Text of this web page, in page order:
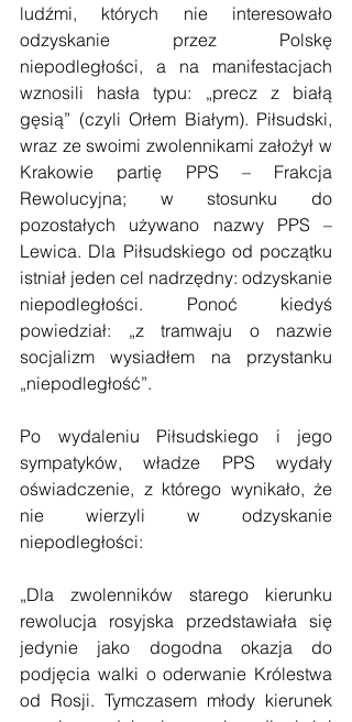
ludźmi, których nie interesowało
odzyskanie przez Polskę
niepodległości, a na manifestacjach
wznosili hasła typu: „precz z białą
gęsią” (czyli Orłem Białym). Piłsudski,
wraz ze swoimi zwolennikami założył w
Krakowie partię PPS – Frakcja
Rewolucyjna; w stosunku do
pozostałych używano nazwy PPS –
Lewica. Dla Piłsudskiego od początku
istniał jeden cel nadrzędny: odzyskanie
niepodległości. Ponoć kiedyś
powiedział: „z tramwaju o nazwie
socjalizm wysiadłem na przystanku
„niepodległość”.
Po wydaleniu Piłsudskiego i jego
sympatyków, władze PPS wydały
oświadczenie, z którego wynikało, że
nie wierzyli w odzyskanie
niepodległości:
„Dla zwolenników starego kierunku
rewolucja rosyjska przedstawiała się
jedynie jako dogodna okazja do
podjęcia walki o oderwanie Królestwa
od Rosji. Tymczasem młody kierunek